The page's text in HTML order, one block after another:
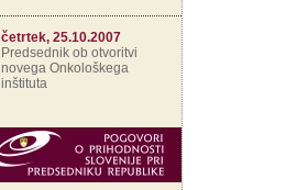
četrtek, 25.10.2007
Predsednik ob otvoritvi
novega Onkološkega
inštituta